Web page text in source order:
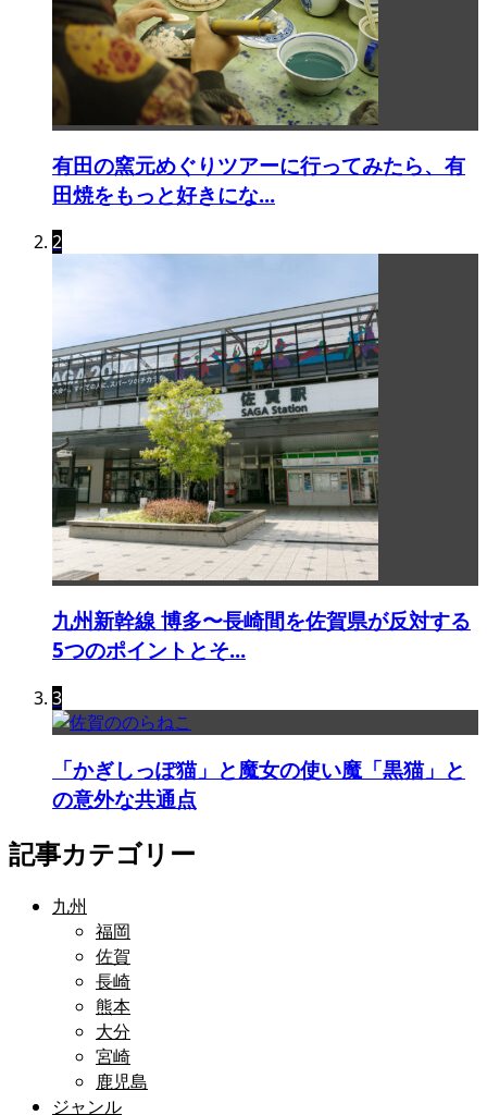
有田の窯元めぐりツアーに行ってみたら、有
田焼をもっと好きにな...
2
九州新幹線 博多〜長崎間を佐賀県が反対する
5つのポイントとそ...
3
「かぎしっぽ猫」と魔女の使い魔「黒猫」と
の意外な共通点
記事カテゴリー
九州
福岡
佐賀
長崎
熊本
大分
宮崎
鹿児島
ジャンル